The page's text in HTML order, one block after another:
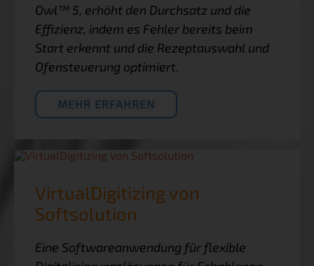
Owl™ 5, erhöht den Durchsatz und die
Effizienz, indem es Fehler bereits beim
Start erkennt und die Rezeptauswahl und
Ofensteuerung optimiert.
MEHR ERFAHREN
VirtualDigitizing von
Softsolution
Eine Softwareanwendung für flexible